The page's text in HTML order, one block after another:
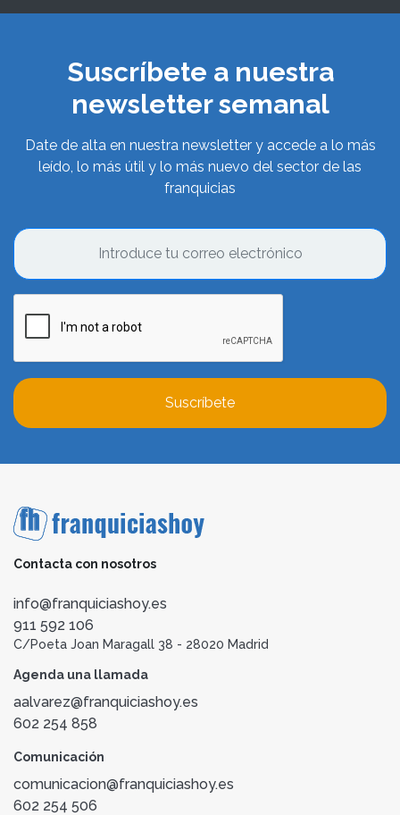
Suscríbete a nuestra
newsletter semanal
Date de alta en nuestra newsletter y accede a lo más
leído, lo más útil y lo más nuevo del sector de las
franquicias
Suscríbete
Contacta con nosotros
info@franquiciashoy.es
911 592 106
C/Poeta Joan Maragall 38 - 28020 Madrid
Agenda una llamada
aalvarez@franquiciashoy.es
602 254 858
Comunicación
comunicacion@franquiciashoy.es
602 254 506